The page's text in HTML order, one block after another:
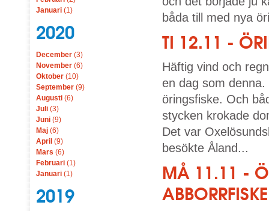
Januari (1)
2020
December (3)
November (6)
Oktober (10)
September (9)
Augusti (6)
Juli (3)
Juni (9)
Maj (6)
April (9)
Mars (6)
Februari (1)
Januari (1)
2019
båda till med nya
TI 12.11 -
Häftig vind och
en dag som
öringsfiske. Och
stycken krokade
Det var
besökte Åland...
MÅ 11.11 -
ABBORRFISKE